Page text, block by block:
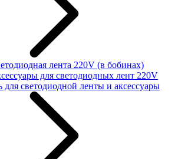
лента 220V (в бобинах)
для светодиодных лент 220V
светодиодной ленты и аксессуары